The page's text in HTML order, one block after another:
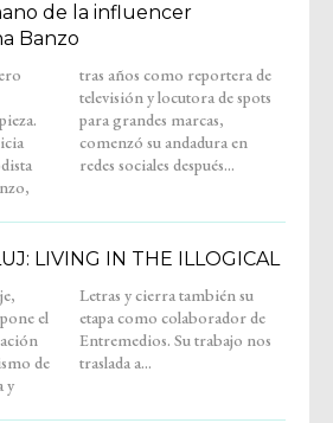
de la influencer
Banzo
de
redes sociales después...
LIVING IN THE ILLOGICAL
el
de
y
de
nos
traslada a...